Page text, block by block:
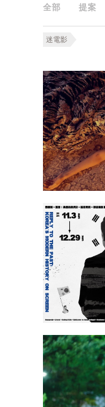
全部 提案
迷電影